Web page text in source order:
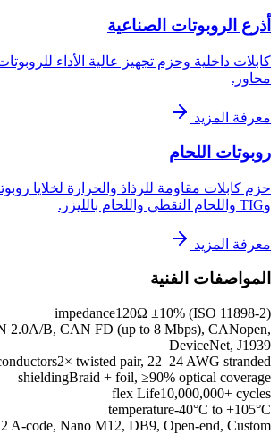
أذرع الروبوتات الصناعية
محاور.
معرفة المزيد
روبوتات اللحام
وTIG واللحام النقطي واللحام بالليزر.
معرفة المزيد
المواصفات الفنية
impedance120Ω ±10% (ISO 11898-2)
2.0A/B, CAN FD (up to 8 Mbps), CANopen,
DeviceNet, J1939
2× twisted pair, 22–24 AWG stranded
shieldingBraid + foil, ≥90% optical coverage
flex Life10,000,000+ cycles
temperature-40°C to +105°C
A-code, Nano M12, DB9, Open-end, Custom